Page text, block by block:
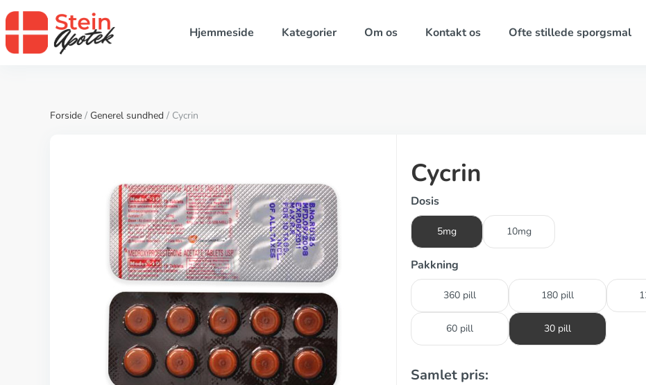
Hjemmeside Kategorier Om os Kontakt os Ofte stillede sporgsmal
Forside / Generel sundhed / Cycrin
Cycrin
Dosis
5mg 10mg
Pakkning
360 pill 180 pill
60 pill 30 pill
Samlet pris: